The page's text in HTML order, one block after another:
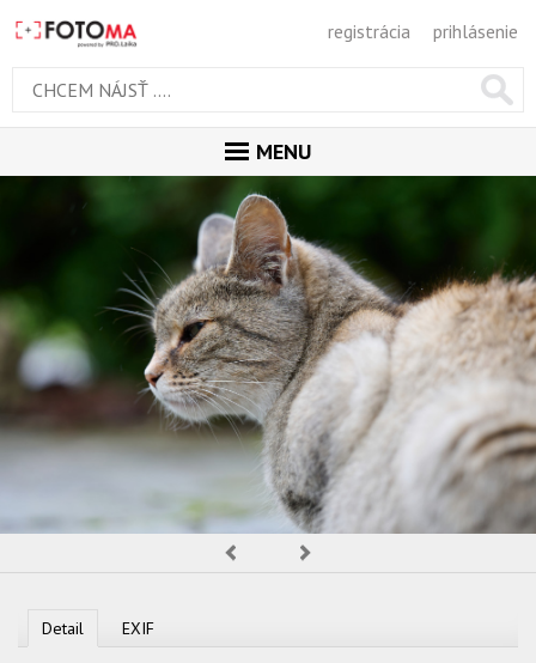
registrácia prihlásenie
MENU
ÚVOD
MAGAZÍN
GALÉRIA
ODPORÚČANÉ
NAJNOVŠIE
POPULÁRNE
POPULÁRNE DNES
OBĽUBENÉ
OBĽUBENÍ AUTORI
Detail EXIF